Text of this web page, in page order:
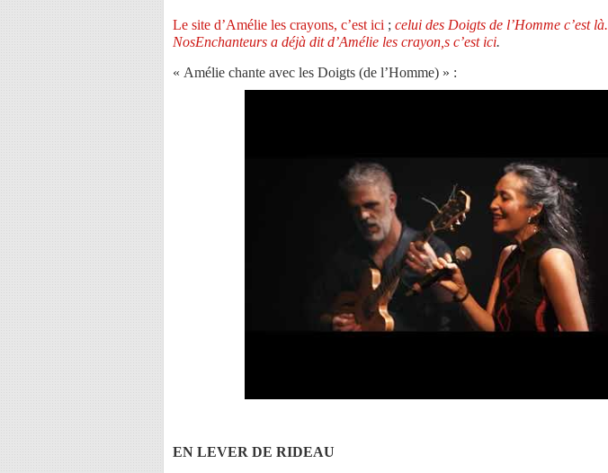
Le site d’Amélie les crayons, c’est ici ; celui des Doigts de l’Homme c’est là.
NosEnchanteurs a déjà dit d’Amélie les crayon,s c’est ici.
« Amélie chante avec les Doigts (de l’Homme) » :
EN LEVER DE RIDEAU